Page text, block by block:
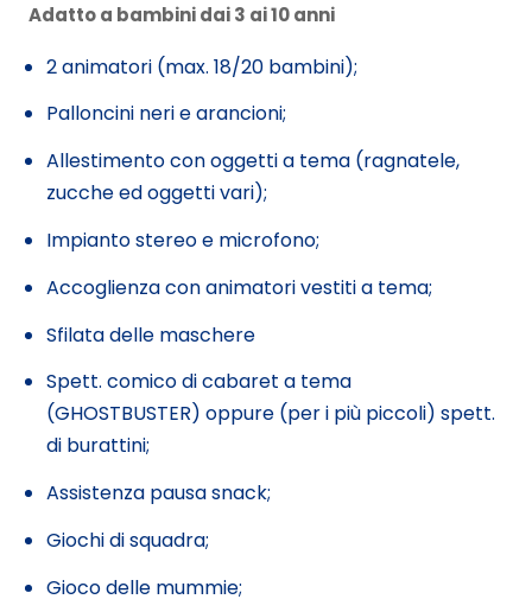
Adatto a bambini dai 3 ai 10 anni
2 animatori (max. 18/20 bambini);
Palloncini neri e arancioni;
Allestimento con oggetti a tema (ragnatele,
zucche ed oggetti vari);
Impianto stereo e microfono;
Accoglienza con animatori vestiti a tema;
Sfilata delle maschere
Spett. comico di cabaret a tema
(GHOSTBUSTER) oppure (per i più piccoli) spett.
di burattini;
Assistenza pausa snack;
Giochi di squadra;
Gioco delle mummie;